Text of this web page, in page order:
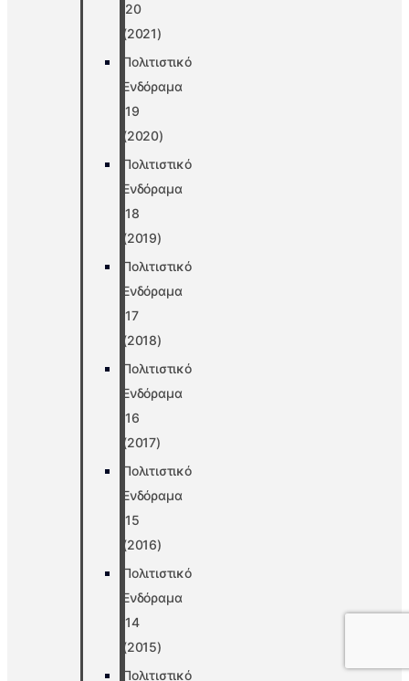
’20
(2021)
Πολιτιστικό
Ενδόραμα
’19
(2020)
Πολιτιστικό
Ενδόραμα
’18
(2019)
Πολιτιστικό
Ενδόραμα
’17
(2018)
Πολιτιστικό
Ενδόραμα
’16
(2017)
Πολιτιστικό
Ενδόραμα
’15
(2016)
Πολιτιστικό
Ενδόραμα
’14
(2015)
Πολιτιστικό